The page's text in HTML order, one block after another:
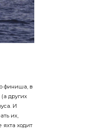
финиша, в
других
И
их,
яхта ходит